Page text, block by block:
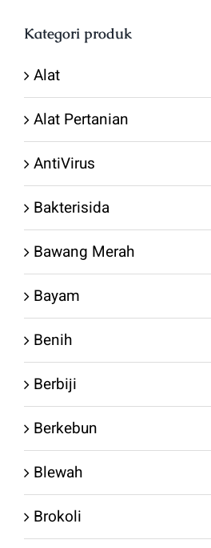
Kategori produk
Alat
Alat Pertanian
AntiVirus
Bakterisida
Bawang Merah
Bayam
Benih
Berbiji
Berkebun
Blewah
Brokoli